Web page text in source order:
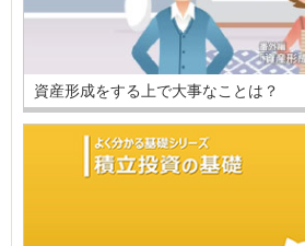
資産形成をする上で大事なことは？